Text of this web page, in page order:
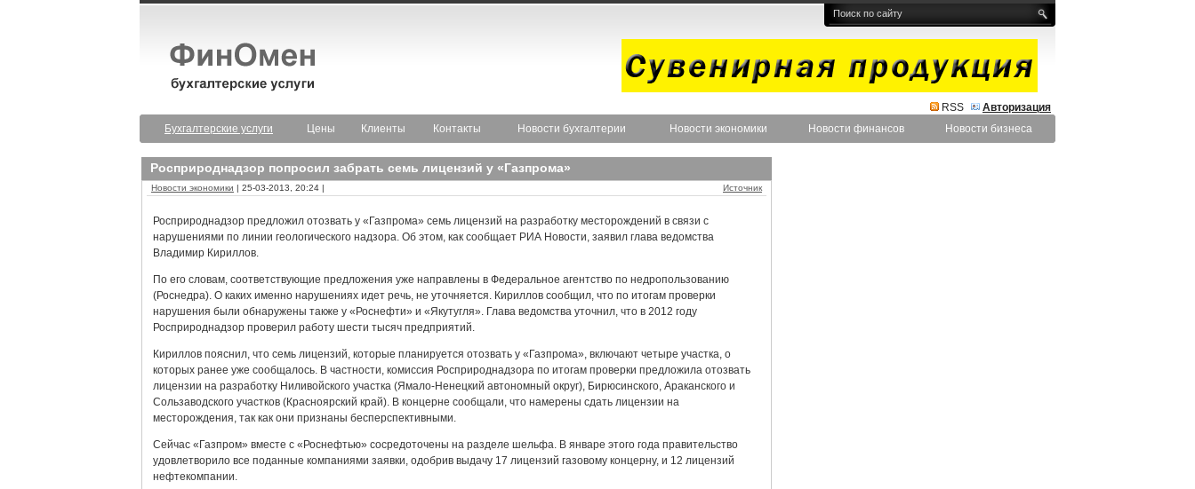
RSS
Авторизация
Бухгалтерские услуги
Цены Клиенты Контакты Новости бухгалтерии Новости экономики Новости финансов Новости бизнеса
Росприроднадзор попросил забрать семь лицензий у «Газпрома»
Новости экономики | 25-03-2013, 20:24 | Источник
Росприроднадзор предложил отозвать у «Газпрома» семь лицензий на разработку месторождений в связи с
нарушениями по линии геологического надзора. Об этом, как сообщает РИА Новости, заявил глава ведомства
Владимир Кириллов.
По его словам, соответствующие предложения уже направлены в Федеральное агентство по недропользованию
(Роснедра). О каких именно нарушениях идет речь, не уточняется. Кириллов сообщил, что по итогам проверки
нарушения были обнаружены также у «Роснефти» и «Якутугля». Глава ведомства уточнил, что в 2012 году
Росприроднадзор проверил работу шести тысяч предприятий.
Кириллов пояснил, что семь лицензий, которые планируется отозвать у «Газпрома», включают четыре участка, о
которых ранее уже сообщалось. В частности, комиссия Росприроднадзора по итогам проверки предложила отозвать
лицензии на разработку Ниливойского участка (Ямало-Ненецкий автономный округ), Бирюсинского, Араканского и
Сользаводского участков (Красноярский край). В концерне сообщали, что намерены сдать лицензии на
месторождения, так как они признаны бесперспективными.
Сейчас «Газпром» вместе с «Роснефтью» сосредоточены на разделе шельфа. В январе этого года правительство
удовлетворило все поданные компаниями заявки, одобрив выдачу 17 лицензий газовому концерну, и 12 лицензий
нефтекомпании.